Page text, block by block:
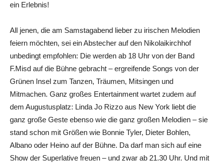
ein Erlebnis!
All jenen, die am Samstagabend lieber zu irischen Melodien
feiern möchten, sei ein Abstecher auf den Nikolaikirchhof
unbedingt empfohlen: Die werden ab 18 Uhr von der Band
F.Misd auf die Bühne gebracht – ergreifende Songs von der
Grünen Insel zum Tanzen, Träumen, Mitsingen und
Mitmachen. Ganz großes Entertainment wartet zudem auf
dem Augustusplatz: Linda Jo Rizzo aus New York liebt die
ganz große Geste ebenso wie die ganz großen Melodien – sie
stand schon mit Größen wie Bonnie Tyler, Dieter Bohlen,
Albano oder Heino auf der Bühne. Da darf man sich auf eine
Show der Superlative freuen – und zwar ab 21.30 Uhr. Und mit